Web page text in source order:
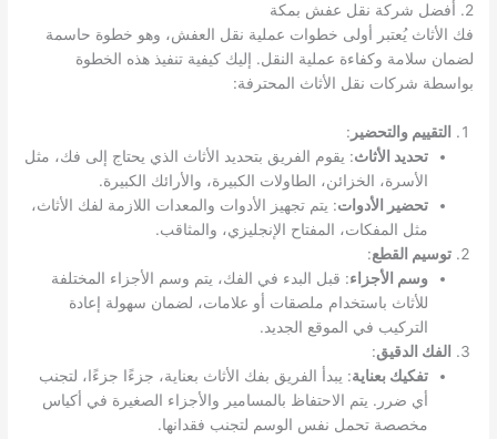
2. أفضل شركة نقل عفش بمكة
فك الأثاث يُعتبر أولى خطوات عملية نقل العفش، وهو خطوة حاسمة
لضمان سلامة وكفاءة عملية النقل. إليك كيفية تنفيذ هذه الخطوة
بواسطة شركات نقل الأثاث المحترفة:
التقييم والتحضير :
تحديد الأثاث: يقوم الفريق بتحديد الأثاث الذي يحتاج إلى فك، مثل
الأسرة، الخزائن، الطاولات الكبيرة، والأرائك الكبيرة.
تحضير الأدوات: يتم تجهيز الأدوات والمعدات اللازمة لفك الأثاث،
مثل المفكات، المفتاح الإنجليزي، والمثاقب.
توسيم القطع:
وسم الأجزاء: قبل البدء في الفك، يتم وسم الأجزاء المختلفة
للأثاث باستخدام ملصقات أو علامات، لضمان سهولة إعادة
التركيب في الموقع الجديد.
الفك الدقيق:
تفكيك بعناية: يبدأ الفريق بفك الأثاث بعناية، جزءًا جزءًا، لتجنب
أي ضرر. يتم الاحتفاظ بالمسامير والأجزاء الصغيرة في أكياس
مخصصة تحمل نفس الوسم لتجنب فقدانها.